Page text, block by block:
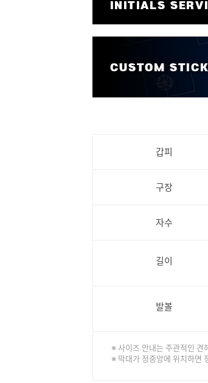
갑피
구장
자수
길이
발볼
※ 사이즈 안내는 주관적인 견
※ 막대가 정중앙에 위치하면